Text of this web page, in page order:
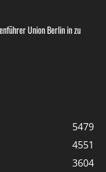
Union Berlin in zu
5479
4551
3604